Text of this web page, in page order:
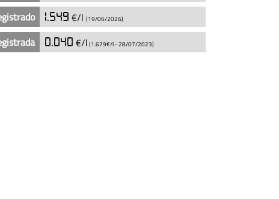
1.549 €/l (19/06/2026)
0.040 €/l (1.679€/l -28/07/2023)